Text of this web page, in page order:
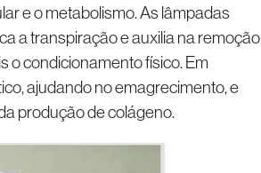
e o metabolismo. As lâmpadas
a transpiração e auxilia na remoção
o condicionamento físico. Em
ajudando no emagrecimento, e
produção de colágeno.